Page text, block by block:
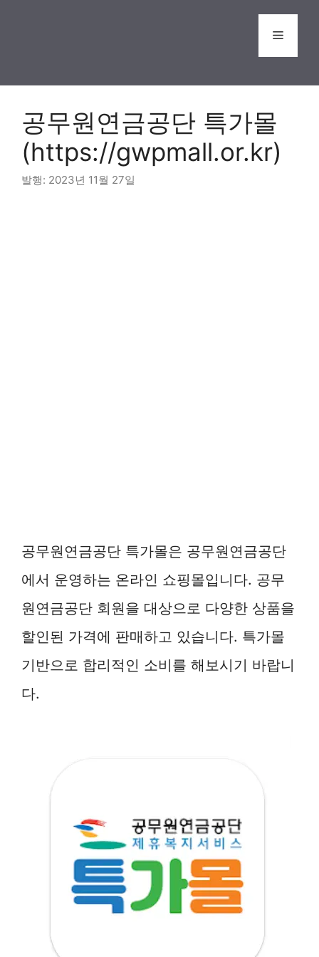
Menu
공무원연금공단 특가몰
(https://gwpmall.or.kr)
2023년 11월 27일
공무원연금공단 특가몰은 공무원연금공단
에서 운영하는 온라인 쇼핑몰입니다. 공무
원연금공단 회원을 대상으로 다양한 상품을
할인된 가격에 판매하고 있습니다. 특가몰
기반으로 합리적인 소비를 해보시기 바랍니
다.